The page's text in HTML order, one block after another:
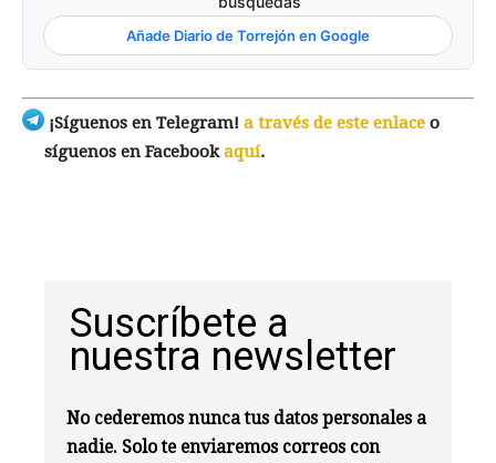
Añade Diario de Torrejón en Google
¡Síguenos en Telegram! a través de este enlace o
síguenos en Facebookaquí.
Suscríbete a
nuestra newsletter
No cederemos nunca tus datos personales a
nadie. Solo te enviaremos correos con